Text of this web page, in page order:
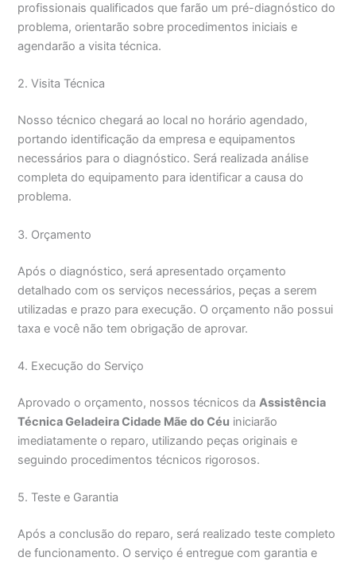
profissionais qualificados que farão um pré-diagnóstico do
problema, orientarão sobre procedimentos iniciais e
agendarão a visita técnica.
2. Visita Técnica
Nosso técnico chegará ao local no horário agendado,
portando identificação da empresa e equipamentos
necessários para o diagnóstico. Será realizada análise
completa do equipamento para identificar a causa do
problema.
3. Orçamento
Após o diagnóstico, será apresentado orçamento
detalhado com os serviços necessários, peças a serem
utilizadas e prazo para execução. O orçamento não possui
taxa e você não tem obrigação de aprovar.
4. Execução do Serviço
Aprovado o orçamento, nossos técnicos daAssistência
Técnica Geladeira Cidade Mãe do Céu iniciarão
imediatamente o reparo, utilizando peças originais e
seguindo procedimentos técnicos rigorosos.
5. Teste e Garantia
Após a conclusão do reparo, será realizado teste completo
de funcionamento. O serviço é entregue com garantia e